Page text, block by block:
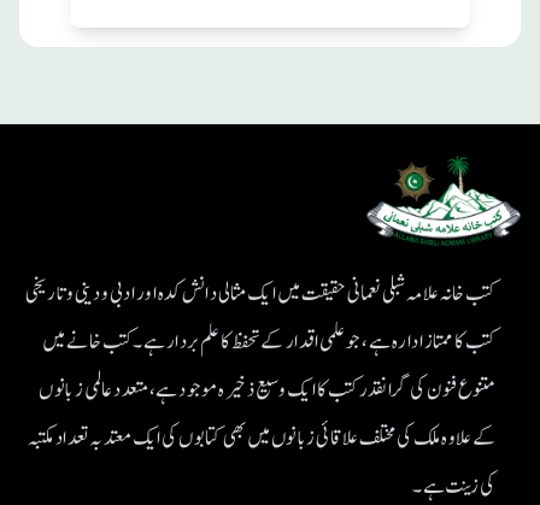
کتب خانہ علامہ شبلی نعمانی حقیقت میں ایک مثالی دانش کدہ اور ادبی ودینی و تاریخی
کتب کا ممتاز ادارہ ہے، جو علمی اقدار کے تحفظ کا علم بردار ہے۔کتب خانے میں
متنوع فنون کی گرانقدر کتب کا ایک وسیع ذخیرہ موجود ہے، متعدد عالمی زبانوں
کے علاوہ ملک کی مختلف علاقائی زبانوں میں بھی کتابوں کی ایک معتد بہ تعداد مکتبہ
کی زینت ہے۔